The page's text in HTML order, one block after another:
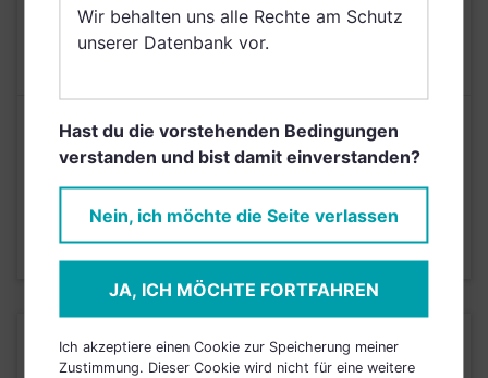
MAX. LAUFENDE
N/A
Risikoeinstufung laut Anbieter (KID)
4
KURSENTWICKLUNG
Wir behalten uns alle Rechte am Schutz
unserer Datenbank vor.
Hast du die vorstehenden Bedingungen
verstanden und bist damit einverstanden?
Nein, ich möchte die Seite verlassen
JA, ICH MÖCHTE FORTFAHREN
Ich akzeptiere einen Cookie zur Speicherung meiner
Zustimmung. Dieser Cookie wird nicht für eine weitere